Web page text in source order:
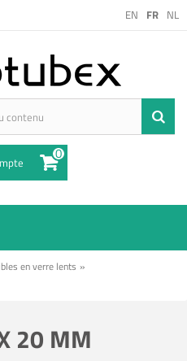
EN FR NL
0
en verre lents »
20 MM